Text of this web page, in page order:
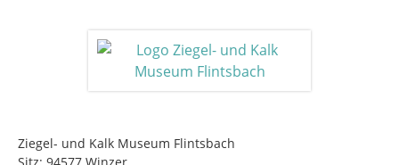
Ziegel- und Kalk Museum Flintsbach